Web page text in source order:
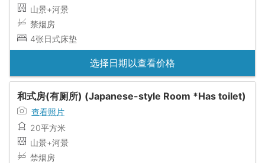
山景+河景
禁烟房
4张日式床垫
选择日期以查看价格
和式房(有厕所) (Japanese-style Room *Has toilet)
查看照片
20平方米
山景+河景
禁烟房